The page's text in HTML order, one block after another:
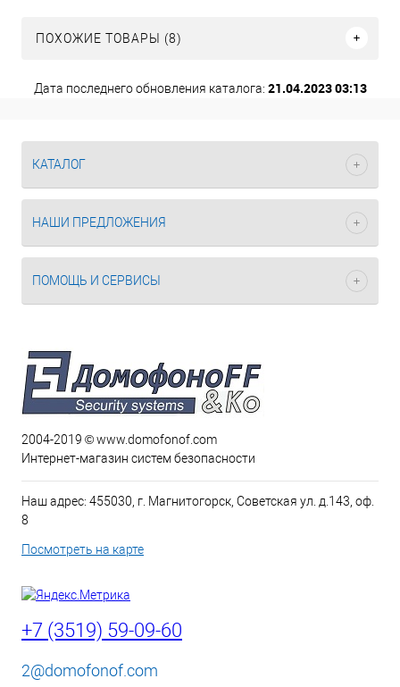
ПОХОЖИЕ ТОВАРЫ (8)
Дата последнего обновления каталога: 21.04.2023 03:13
КАТАЛОГ
НАШИ ПРЕДЛОЖЕНИЯ
ПОМОЩЬ И СЕРВИСЫ
2004-2019 © www.domofonof.com
Интернет-магазин систем безопасности
Наш адрес: 455030, г. Магнитогорск, Советская ул. д.143, оф.
8
Посмотреть на карте
+7 (3519) 59-09-60
2@domofonof.com